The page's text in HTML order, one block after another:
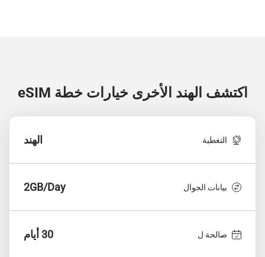
اكتشف الهند الأخرى خيارات خطة eSIM
التغطية الهند
بيانات الجوال 2GB/Day
صالحة ل 30 أيام